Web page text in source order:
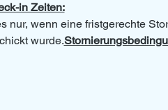
in Zeiten:
wurde.